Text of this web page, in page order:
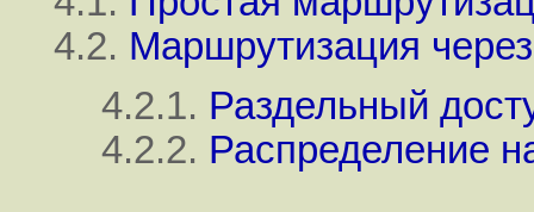
4.2. Маршрутизация
4.2.1. Раздельный
4.2.2. Распределение